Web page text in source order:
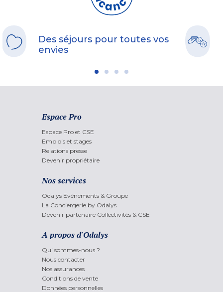
Des séjours pour toutes vos
envies
Espace Pro
Espace Pro et CSE
Emplois et stages
Relations presse
Devenir propriétaire
Nos services
Odalys Evènements & Groupe
La Conciergerie by Odalys
Devenir partenaire Collectivités & CSE
A propos d'Odalys
Qui sommes-nous ?
Nous contacter
Nos assurances
Conditions de vente
Données personnelles